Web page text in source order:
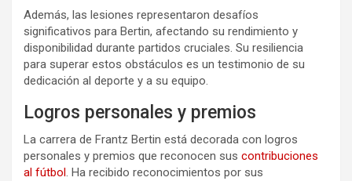
Además, las lesiones representaron desafíos
significativos para Bertin, afectando su rendimiento y
disponibilidad durante partidos cruciales. Su resiliencia
para superar estos obstáculos es un testimonio de su
dedicación al deporte y a su equipo.
Logros personales y premios
La carrera de Frantz Bertin está decorada con logros
personales y premios que reconocen sus contribuciones
al fútbol . Ha recibido reconocimientos por sus